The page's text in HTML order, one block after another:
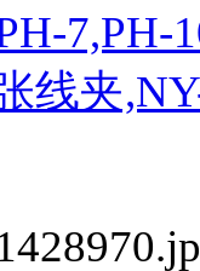
7,PH-
线夹